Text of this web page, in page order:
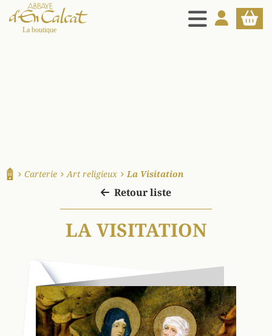
MENU
MON PANIER
Carterie Art religieux La Visitation
Retour liste
LA VISITATION